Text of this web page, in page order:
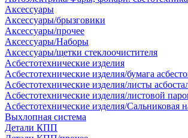
Аксессуары
Аксессуары/брызговики
Аксессуары/прочее
Аксессуары/Наборы
Аксессуары/щетки стеклоочистителя
Асбестотехнические изделия
Асбестотехнические изделия/бумага
Асбестотехнические изделия/листы
Асбестотехнические изделия/листовой
Асбестотехнические изделия/Сальниковая
Выхлопная система
Детали КПП